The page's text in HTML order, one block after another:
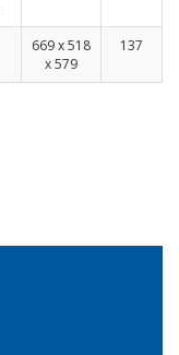
669 x 518
x 579
137